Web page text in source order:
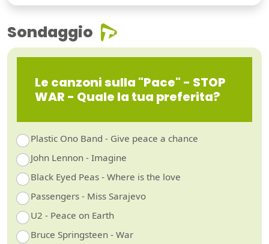
Sondaggio
Le canzoni sulla "Pace" - STOP
WAR - Quale la tua preferita?
Plastic Ono Band - Give peace a chance
John Lennon - Imagine
Black Eyed Peas - Where is the love
Passengers - Miss Sarajevo
U2 - Peace on Earth
Bruce Springsteen - War